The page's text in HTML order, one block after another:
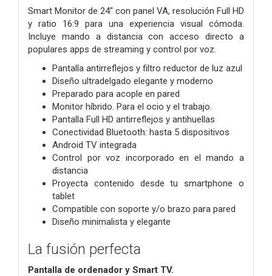
Smart Monitor de 24" con panel VA, resolución Full HD
y ratio 16:9 para una experiencia visual cómoda.
Incluye mando a distancia con acceso directo a
populares apps de streaming y control por voz.
Pantalla antirreflejos y filtro reductor de luz azul
Diseño ultradelgado elegante y moderno
Preparado para acople en pared
Monitor híbrido. Para el ocio y el trabajo.
Pantalla Full HD antirreflejos y antihuellas
Conectividad Bluetooth: hasta 5 dispositivos
Android TV integrada
Control por voz incorporado en el mando a
distancia
Proyecta contenido desde tu smartphone o
tablet
Compatible con soporte y/o brazo para pared
Diseño minimalista y elegante
La fusión perfecta
Pantalla de ordenador y Smart TV.